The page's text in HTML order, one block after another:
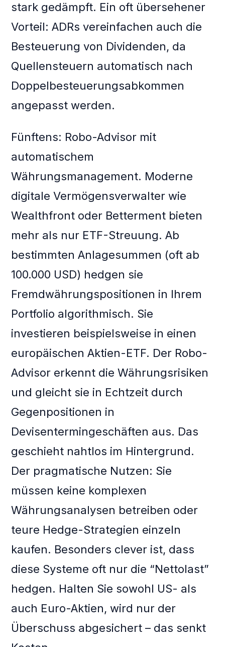
stark gedämpft. Ein oft übersehener
Vorteil: ADRs vereinfachen auch die
Besteuerung von Dividenden, da
Quellensteuern automatisch nach
Doppelbesteuerungsabkommen
angepasst werden.
Fünftens: Robo-Advisor mit
automatischem
Währungsmanagement. Moderne
digitale Vermögensverwalter wie
Wealthfront oder Betterment bieten
mehr als nur ETF-Streuung. Ab
bestimmten Anlagesummen (oft ab
100.000 USD) hedgen sie
Fremdwährungspositionen in Ihrem
Portfolio algorithmisch. Sie
investieren beispielsweise in einen
europäischen Aktien-ETF. Der Robo-
Advisor erkennt die Währungsrisiken
und gleicht sie in Echtzeit durch
Gegenpositionen in
Devisentermingeschäften aus. Das
geschieht nahtlos im Hintergrund.
Der pragmatische Nutzen: Sie
müssen keine komplexen
Währungsanalysen betreiben oder
teure Hedge-Strategien einzeln
kaufen. Besonders clever ist, dass
diese Systeme oft nur die “Nettolast”
hedgen. Halten Sie sowohl US- als
auch Euro-Aktien, wird nur der
Überschuss abgesichert – das senkt